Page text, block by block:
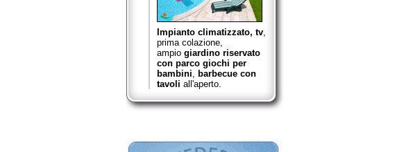
Impianto climatizzato, tv,
prima colazione,
ampio giardino riservato
con parco giochi per
bambini, barbecue con
tavoli all'aperto.